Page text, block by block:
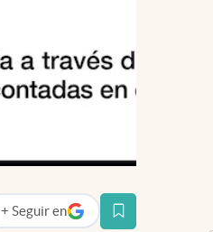
+ Seguir en
abre en nueva pestaña